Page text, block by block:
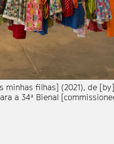
minhas filhas] (2021), de
a 34ª Bienal